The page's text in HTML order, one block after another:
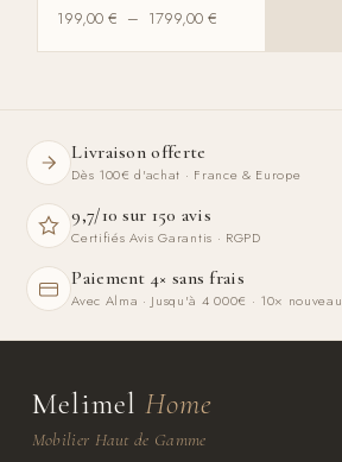
199,00€ – 1799,00€
Livraison offerte
Dès 100€ d'achat · France & Europe
9,7/10 sur 150 avis
Certifiés Avis Garantis · RGPD
Paiement 4× sans frais
Avec Alma · Jusqu'à 4 000€ · 10× nouveau
Melimel Home
Mobilier Haut de Gamme